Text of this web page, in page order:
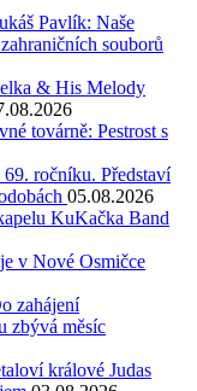
Pavlík: Naše
souborů
& His Melody
továrně: Pestrost s
ročníku. Představí
05.08.2026
KuKačka Band
v Nové Osmičce
zahájení
zbývá měsíc
králové Judas